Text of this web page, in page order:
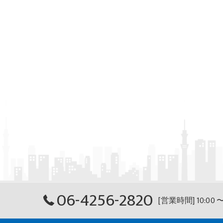
06-4256-2820 [営業時間] 10:00